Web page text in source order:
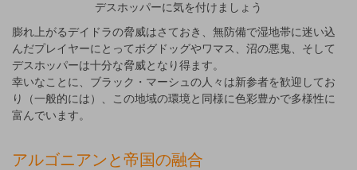
デスホッパーに気を付けましょう
膨れ上がるデイドラの脅威はさておき、無防備で湿地帯に迷い込
んだプレイヤーにとってボグドッグやワマス、沼の悪鬼、そして
デスホッパーは十分な脅威となり得ます。
幸いなことに、ブラック・マーシュの人々は新参者を歓迎してお
り（一般的には）、この地域の環境と同様に色彩豊かで多様性に
富んでいます。
アルゴニアンと帝国の融合